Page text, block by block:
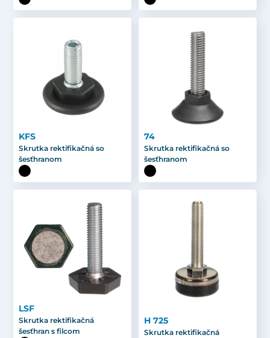
KFS
Skrutka rektifikačná so
šesťhranom
74
Skrutka rektifikačná so
šesťhranom
LSF
Skrutka rektifikačná
šesťhran s filcom
H 725
Skrutka rektifikačná